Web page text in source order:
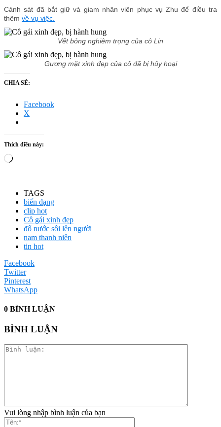
Cảnh sát đã bắt giữ và giam nhân viên phục vụ Zhu để điều tra
thêm về vụ việc.
Vết bỏng nghiêm trọng của cô Lin
Gương mặt xinh đẹp của cô đã bị hủy hoại
CHIA SẺ:
Facebook
X
Thích điều này:
Đang
TAGS
biến dạng
clip hot
Cô gái xinh đẹp
đổ nước sôi lên người
nam thanh niên
tin hot
Facebook
Twitter
Pinterest
WhatsApp
0 BÌNH LUẬN
BÌNH LUẬN
Vui lòng nhập bình luận của bạn